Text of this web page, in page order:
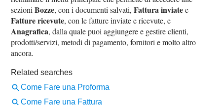
sezioniBozze, con i documenti salvati,Fattura inviatee
Fatture ricevute, con le fatture inviate e ricevute, e
Anagrafica, dalla quale puoi aggiungere e gestire clienti,
prodotti/servizi, metodi di pagamento, fornitori e molto altro
ancora.